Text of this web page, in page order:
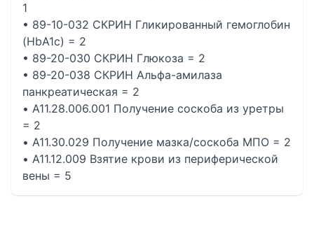
1
• 89-10-032 СКРИН Гликированный гемоглобин
(HbА1c) = 2
• 89-20-030 СКРИН Глюкоза = 2
• 89-20-038 СКРИН Альфа-амилаза
панкреатическая = 2
• A11.28.006.001 Получение соскоба из уретры
= 2
• A11.30.029 Получение мазка/соскоба МПО = 2
• A11.12.009 Взятие крови из периферической
вены = 5